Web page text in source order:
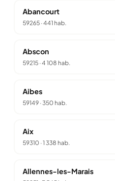
Abancourt
59265·441 hab.
Abscon
59215·4 108 hab.
Aibes
59149·350 hab.
Aix
59310 ·1 338 hab.
Allennes-les-Marais